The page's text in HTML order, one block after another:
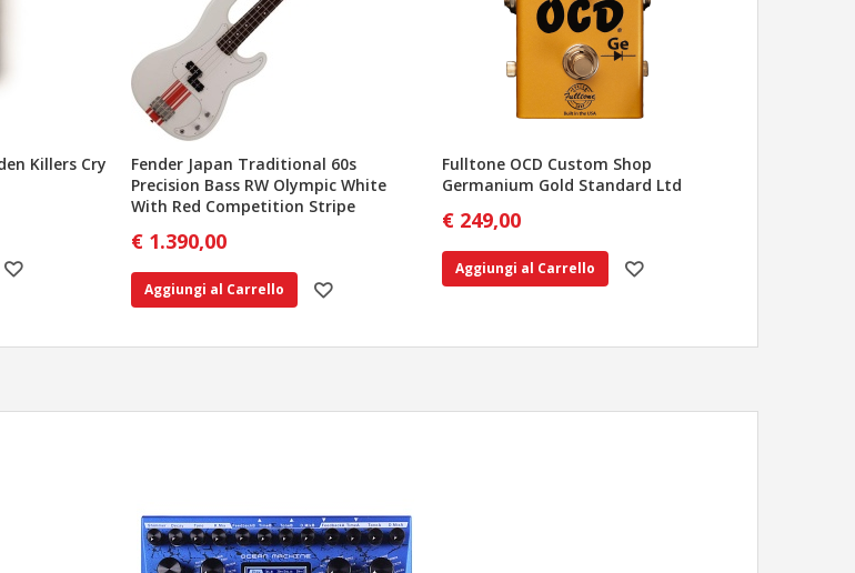
Killers Cry
Fender Japan Traditional 60s
Precision Bass RW Olympic White
With Red Competition Stripe
€ 1.390,00
Aggiungi al Carrello
Fulltone OCD Custom Shop
Germanium Gold Standard Ltd
€ 249,00
Aggiungi al Carrello